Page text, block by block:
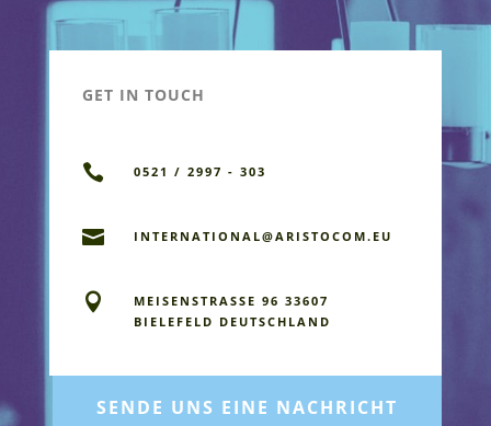
GET IN TOUCH
 0521 / 2997 - 303
 INTERNATIONAL@ARISTOCOM.EU

MEISENSTRASSE 96 33607 B
IELEFELD DEUTSCHLAND
SENDE UNS EINE NACHRICHT